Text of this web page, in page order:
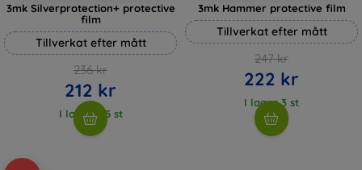
3mk Silverprotection+ protective
film
Tillverkat efter mått
236 kr
212 kr
I lager > 5 st
3mk Hammer protective film
Tillverkat efter mått
247 kr
222 kr
I lager 3 st